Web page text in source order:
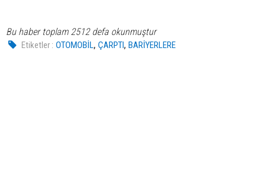
Bu haber toplam 2512 defa okunmuştur
Etiketler : OTOMOBİL,ÇARPTI,BARİYERLERE